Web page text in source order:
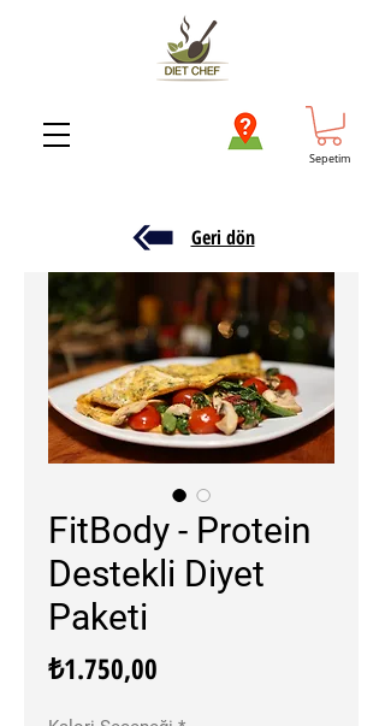
Sepetim
Geri dön
FitBody - Protein
Destekli Diyet
Paketi
₺1.750,00